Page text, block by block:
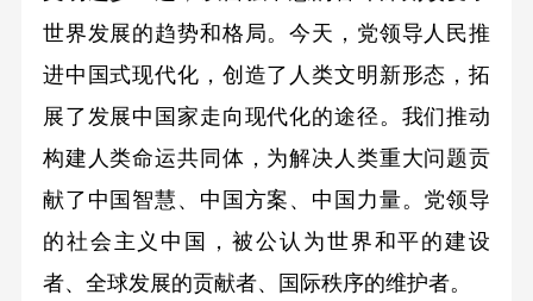
世界发展的趋势和格局。今天，党领导人民推
进中国式现代化，创造了人类文明新形态，拓
展了发展中国家走向现代化的途径。我们推动
构建人类命运共同体，为解决人类重大问题贡
献了中国智慧、中国方案、中国力量。党领导
的社会主义中国，被公认为世界和平的建设
者、全球发展的贡献者、国际秩序的维护者。